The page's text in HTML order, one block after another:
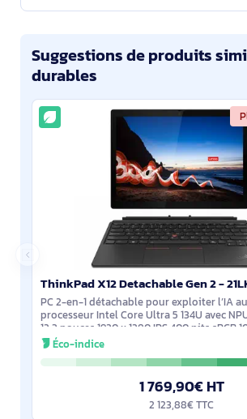
Suggestions de produits
durables
ThinkPad X12 Detachable Gen 2 -
PC 2-en-1 détachable pour exploiter l’IA
processeur Intel Core Ultra 5 134U avec
12,3 pouces 1920 x 1280 IPS 400 nits sRGB
LPDDR5x et SSD NVMe PCIe 4.0
Éco-indice
1 769,90€ HT
2 123,88€ TTC